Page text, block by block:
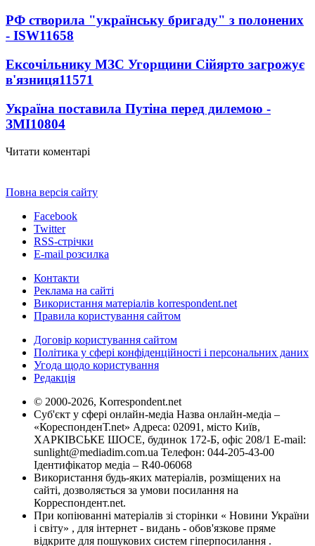
РФ створила "українську бригаду" з полонених
- ISW11658
Ексочільнику МЗС Угорщини Сійярто загрожує
в'язниця11571
Україна поставила Путіна перед дилемою -
ЗМІ10804
Читати коментарі
Повна версія сайту
Facebook
Twitter
RSS-стрічки
E-mail розсилка
Контакти
Реклама на сайті
Використання матеріалів korrespondent.net
Правила користування сайтом
Договір користування сайтом
Політика у сфері конфіденційності і персональних даних
Угода щодо користування
Редакція
© 2000-2026, Korrespondent.net
Суб'єкт у сфері онлайн-медіа Назва онлайн-медіа –
«КореспонденТ.net» Адреса: 02091, місто Київ,
ХАРКІВСЬКЕ ШОСЕ, будинок 172-Б, офіс 208/1 E-mail:
sunlight@mediadim.com.ua Телефон: 044-205-43-00
Ідентифікатор медіа – R40-06068
Використання будь-яких матеріалів, розміщених на
сайті, дозволяється за умови посилання на
Корреспондент.net.
При копіюванні матеріалів зі сторінки « Новини України
і світу» , для інтернет - видань - обов'язкове пряме
відкрите для пошукових систем гіперпосилання .